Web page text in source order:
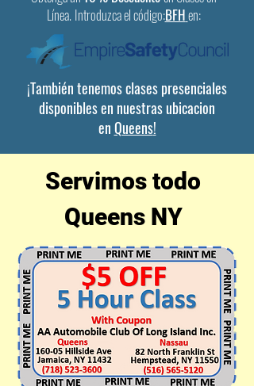
Línea. Introduzca el código:BFHen:
¡También tenemos clases presenciales
disponibles en nuestras ubicacion
enQueens!
Servimos todo
Queens NY